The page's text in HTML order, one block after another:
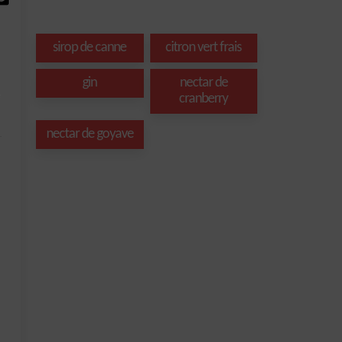
sirop de canne citron vert frais
gin
nectar de
cranberry
nectar de goyave